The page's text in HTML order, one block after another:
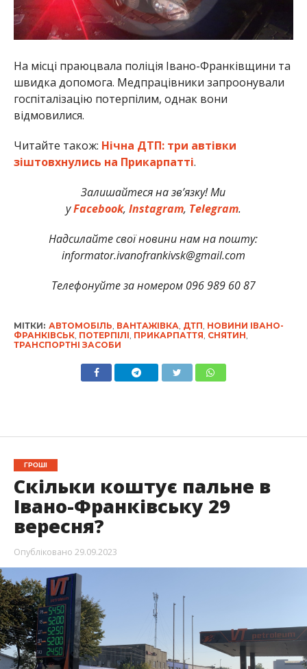
На місці праюцвала поліція Івано-Франківщини та
швидка допомога. Медпрацівники запроонували
госпіталізацію потерпілим, однак вони
відмовилися.
Читайте також: Нічна ДТП: три автівки
зіштовхнулись на Прикарпатті.
Залишайтеся на зв’язку! Ми
уFacebook, Instagram, Telegram.
Надсилайте свої новини нам на пошту:
informator.ivanofrankivsk@gmail.com
Телефонуйте за номером 096 989 60 87
МІТКИ: АВТОМОБІЛЬ, ВАНТАЖІВКА, ДТП, НОВИНИ ІВАНО-
ФРАНКІВСЬК, ПОТЕРПІЛІ, ПРИКАРПАТТЯ, СНЯТИН,
ТРАНСПОРТНІ ЗАСОБИ
ГРОШІ
Скільки коштує пальне в
Івано-Франківську 29
вересня?
Опубліковано 29.09.2023